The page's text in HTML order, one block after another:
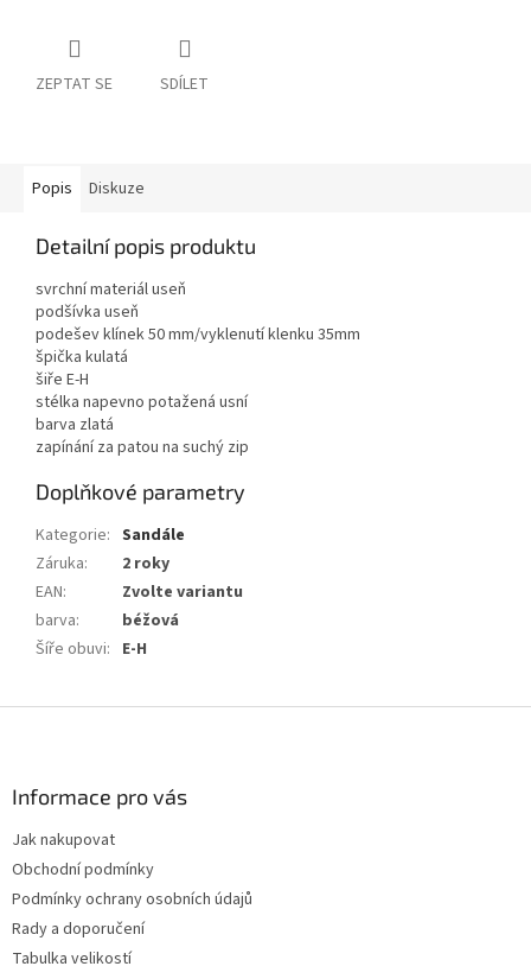
ZEPTAT SE SDÍLET
Popis Diskuze
Detailní popis produktu
svrchní materiál useň
podšívka useň
podešev klínek 50 mm/vyklenutí klenku 35mm
špička kulatá
šiře E-H
stélka napevno potažená usní
barva zlatá
zapínání za patou na suchý zip
Doplňkové parametry
Kategorie: Sandále
Záruka:
2 roky
EAN:
Zvolte variantu
barva:
béžová
Šíře obuvi: E-H
Informace pro vás
Jak nakupovat
Obchodní podmínky
Podmínky ochrany osobních údajů
Rady a doporučení
Tabulka velikostí